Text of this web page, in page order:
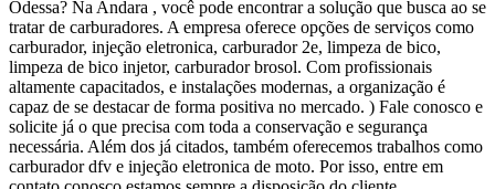
Odessa? Na Andara , você pode encontrar a solução que busca ao se
tratar de carburadores. A empresa oferece opções de serviços como
carburador, injeção eletronica, carburador 2e, limpeza de bico,
limpeza de bico injetor, carburador brosol. Com profissionais
altamente capacitados, e instalações modernas, a organização é
capaz de se destacar de forma positiva no mercado. ) Fale conosco e
solicite já o que precisa com toda a conservação e segurança
necessária. Além dos já citados, também oferecemos trabalhos como
carburador dfv e injeção eletronica de moto. Por isso, entre em